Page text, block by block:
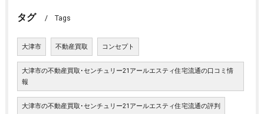
タグ Tags
大津市 不動産買取 コンセプト
大津市の不動産買取･センチュリー21アールエスティ住宅流通の口コミ情
報
大津市の不動産買取･センチュリー21アールエスティ住宅流通の評判